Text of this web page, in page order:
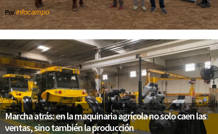
Porinfocampo
Marcha atrás: en la maquinaria agrícola no solo caen las
ventas, sino también la producción